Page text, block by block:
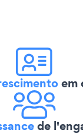
em
de